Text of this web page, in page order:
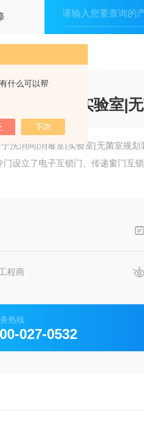
什么可以帮
间|消毒室|实验室|
洗消间|消毒室|实验室|无菌室规
门设立了电子互锁门、传递窗门互
程商
热线
027-0532